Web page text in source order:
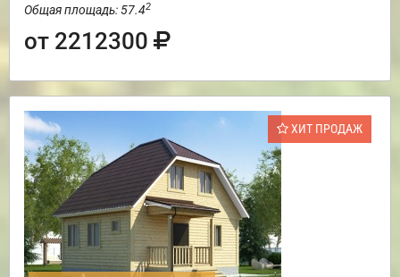
Общая площадь: 57.42
от 2212300
ХИТ ПРОДАЖ